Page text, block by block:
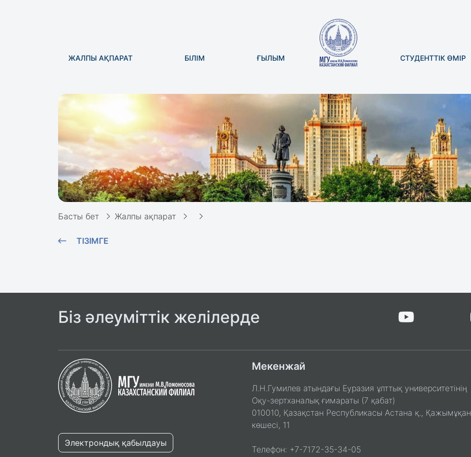
ЖАЛПЫ АҚПАРАТ БІЛІМ ҒЫЛЫМ СТУДЕНТТІК ӨМІР
Басты бет Жалпы ақпарат
ТІЗІМГЕ
Біз әлеуміттік желілерде
Электрондық қабылдауы
Мекенжай
Л.Н.Гумилев атындағы Еуразия ұлттық университетінің
Оқу-зертханалық ғимараты (7 қабат)
010010, Қазақстан Республикасы Астана қ., Қажымұқан
көшесі, 11
Телефон: +7-7172-35-34-05